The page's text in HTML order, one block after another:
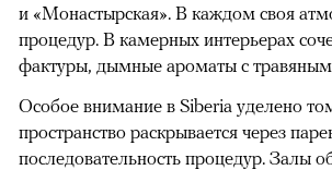
и «Монастырская». В каждом своя
процедур. В камерных интерьерах
фактуры, дымные ароматы с
Особое внимание в Siberia уделено
пространство раскрывается через
последовательность процедур. Залы